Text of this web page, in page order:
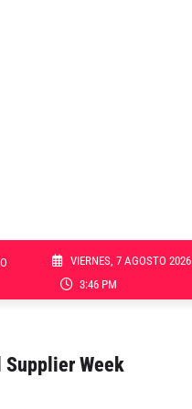
VIERNES, 7 AGOSTO 2026
3:46 PM
Week